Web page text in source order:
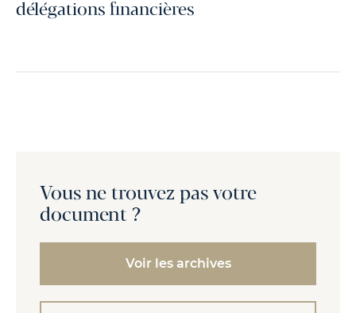
délégations financières
Vous ne trouvez pas votre
document ?
Voir les archives